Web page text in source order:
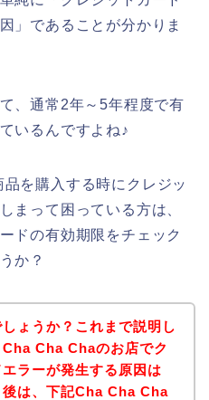
」であることが分かりま
、通常2年～5年程度で有
いるんですよね♪
を購入する時にクレジッ
まって困っている方は、
ドの有効期限をチェック
か？
ょうか？これまで説明し
Cha Chaのお店でク
ラーが発生する原因は
後は、下記Cha Cha Cha